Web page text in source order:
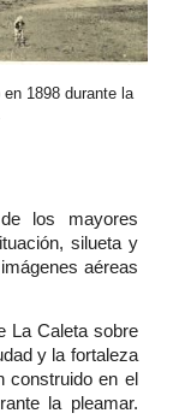
1898 durante la
los mayores
silueta y
aéreas
La Caleta sobre
y la fortaleza
construido en el
la pleamar.